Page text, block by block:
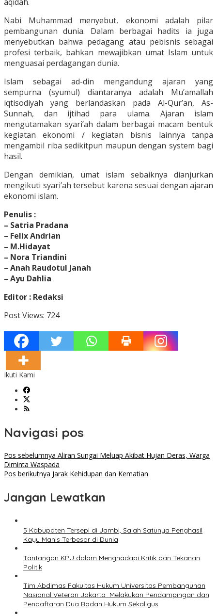
Nabi Muhammad menyebut, ekonomi adalah pilar
pembangunan dunia. Dalam berbagai hadits ia juga
menyebutkan bahwa pedagang atau pebisnis sebagai
profesi terbaik, bahkan mewajibkan umat Islam untuk
menguasai perdagangan dunia.
Islam sebagai ad-din mengandung ajaran yang
sempurna (syumul) diantaranya adalah Mu’amallah
iqtisodiyah yang berlandaskan pada Al-Qur’an, As-
Sunnah, dan ijtihad para ulama. Ajaran islam
mengutamakan syari’ah dalam berbagai macam bentuk
kegiatan ekonomi / kegiatan bisnis lainnya tanpa
mengambil riba sedikitpun maupun dengan system bagi
hasil.
Dengan demikian, umat islam sebaiknya dianjurkan
mengikuti syari’ah tersebut karena sesuai dengan ajaran
ekonomi islam.
Penulis :
– Satria Pradana
– Felix Andrian
– M.Hidayat
– Nora Triandini
– Anah Raudotul Janah
– Ayu Dahlia
Editor : Redaksi
Post Views: 724
Ikuti Kami
Navigasi pos
Pos sebelumnya Aliran Sungai Meluap Akibat Hujan Deras, Warga
Diminta Waspada
Pos berikutnya Jarak Kehidupan dan Kematian
Jangan Lewatkan
5 Kabupaten Tersepi di Jambi, Salah Satunya Penghasil
Kayu Manis Terbesar di Dunia
Tantangan KPU dalam Menghadapi Kritik dan Tekanan
Politik
Tim Abdimas Fakultas Hukum Universitas Pembangunan
Nasional Veteran Jakarta Melakukan Pendampingan dan
Pendaftaran Dua Badan Hukum Sekaligus